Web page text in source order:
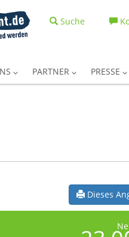
Suche
PARTNER PRESSE
Dieses